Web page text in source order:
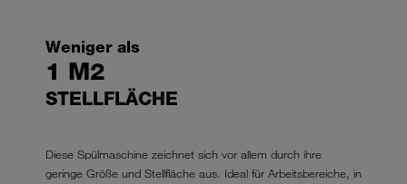
Weniger als
1 M2
STELLFLÄCHE
Diese Spülmaschine zeichnet sich vor allem durch ihre
geringe Größe und Stellfläche aus. Ideal für Arbeitsbereiche, in